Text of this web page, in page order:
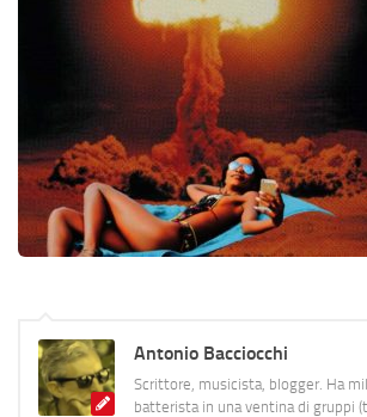
Antonio Bacciocchi
Scrittore, musicista, blogger. Ha
batterista in una ventina di gruppi